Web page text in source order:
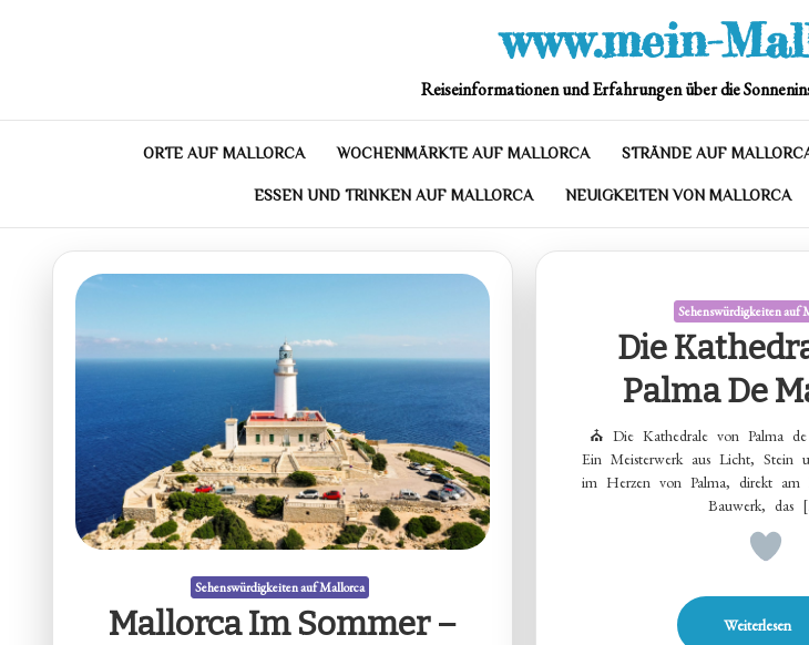
www.mein-
Reiseinformationen und Erfahrungen über die
ORTE AUF MALLORCA WOCHENMÄRKTE AUF MALLORCA STRÄNDE AUF
ESSEN UND TRINKEN AUF MALLORCA NEUIGKEITEN VON MALLORCA
Sehenswürdigkeiten auf Mallorca
Mallorca Im Sommer –
Sehenswürdigkeiten auf
Die
Palma De
⛪ Die Kathedrale von Palma
Ein Meisterwerk aus Licht, Stein
im Herzen von Palma, direkt am
Bauwerk, das
Weiterlesen